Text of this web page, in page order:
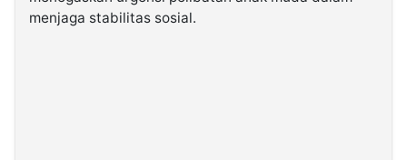
menjaga stabilitas sosial.